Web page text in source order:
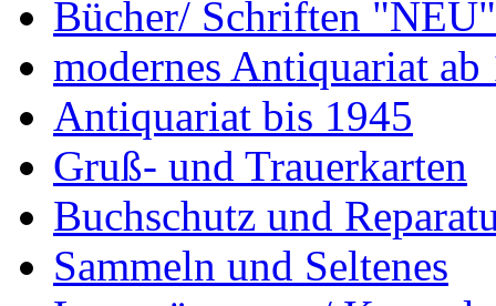
Bücher/ Schriften "NEU"
modernes Antiquariat ab
Antiquariat bis 1945
Gruß- und Trauerkarten
Buchschutz und
Sammeln und Seltenes